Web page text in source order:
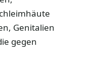
Genitalien
gegen